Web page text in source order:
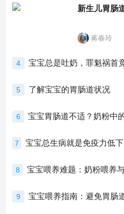
新生儿胃肠
蒋春玲
4 宝宝总是吐奶，罪魁祸首
5 了解宝宝的胃肠道状况
6
7
8
9 宝宝喂养指南：避免胃肠